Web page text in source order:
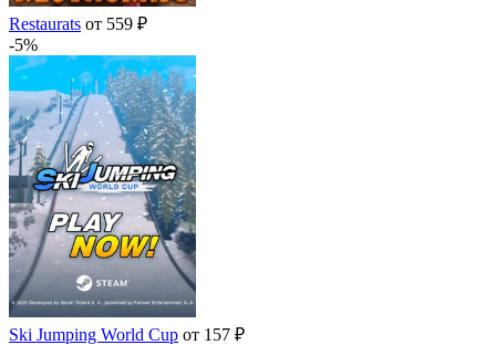
Restaurats от 559 ₽
-5%
Ski Jumping World Cup от 157 ₽